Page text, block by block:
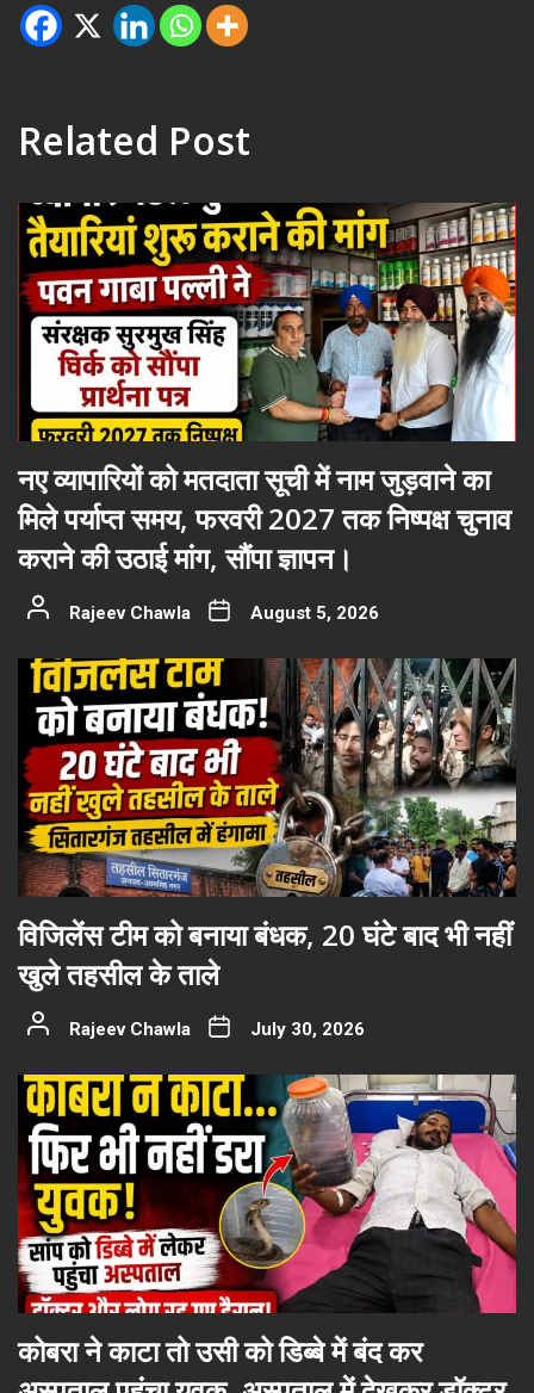
Related Post
नए व्यापारियों को मतदाता सूची में नाम जुड़वाने का
मिले पर्याप्त समय, फरवरी 2027 तक निष्पक्ष चुनाव
कराने की उठाई मांग, सौंपा ज्ञापन।
Rajeev Chawla August 5, 2026
विजिलेंस टीम को बनाया बंधक, 20 घंटे बाद भी नहीं
खुले तहसील के ताले
Rajeev Chawla July 30, 2026
कोबरा ने काटा तो उसी को डिब्बे में बंद कर